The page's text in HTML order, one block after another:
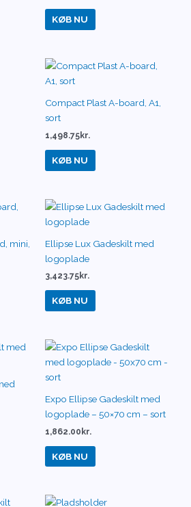
KØB NU
Compact Plast A-board, A1,
sort
1,498.75kr.
KØB NU
mini,
Ellipse Lux Gadeskilt med
logoplade
3,423.75kr.
KØB NU
Expo Ellipse Gadeskilt med
logoplade – 50×70 cm – sort
1,862.00 kr.
KØB NU